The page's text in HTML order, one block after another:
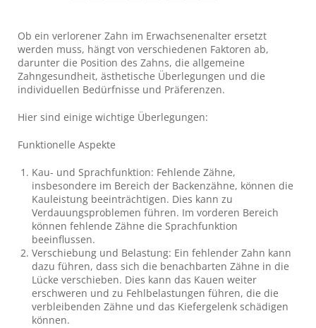
Ob ein verlorener Zahn im Erwachsenenalter ersetzt
werden muss, hängt von verschiedenen Faktoren ab,
darunter die Position des Zahns, die allgemeine
Zahngesundheit, ästhetische Überlegungen und die
individuellen Bedürfnisse und Präferenzen.
Hier sind einige wichtige Überlegungen:
Funktionelle Aspekte
Kau- und Sprachfunktion: Fehlende Zähne,
insbesondere im Bereich der Backenzähne, können die
Kauleistung beeinträchtigen. Dies kann zu
Verdauungsproblemen führen. Im vorderen Bereich
können fehlende Zähne die Sprachfunktion
beeinflussen.
Verschiebung und Belastung: Ein fehlender Zahn kann
dazu führen, dass sich die benachbarten Zähne in die
Lücke verschieben. Dies kann das Kauen weiter
erschweren und zu Fehlbelastungen führen, die die
verbleibenden Zähne und das Kiefergelenk schädigen
können.